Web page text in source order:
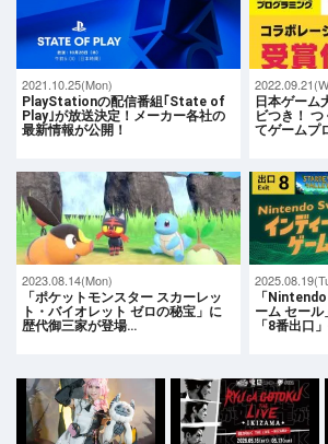
2021.10.25(Mon)
PlayStationの配信番組｢State of
Play｣が放送決定！メーカー各社の
最新情報が公開！
日本ゲーム
ビつき！
てゲームプ
2023.08.14(Mon)
「ポケットモンスター スカーレッ
ト・バイオレット ゼロの秘宝」に
歴代御三家が登場…
「
ーム セール
「8番出口